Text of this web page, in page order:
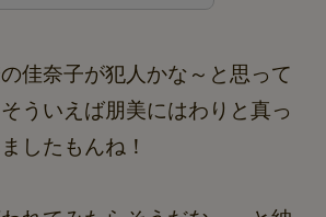
佳奈子が犯人かな～と思って
ういえば朋美にはわりと真っ
したもんね！